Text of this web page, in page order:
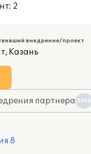
2
внедрение/проект
Казань
партнера 5616
8